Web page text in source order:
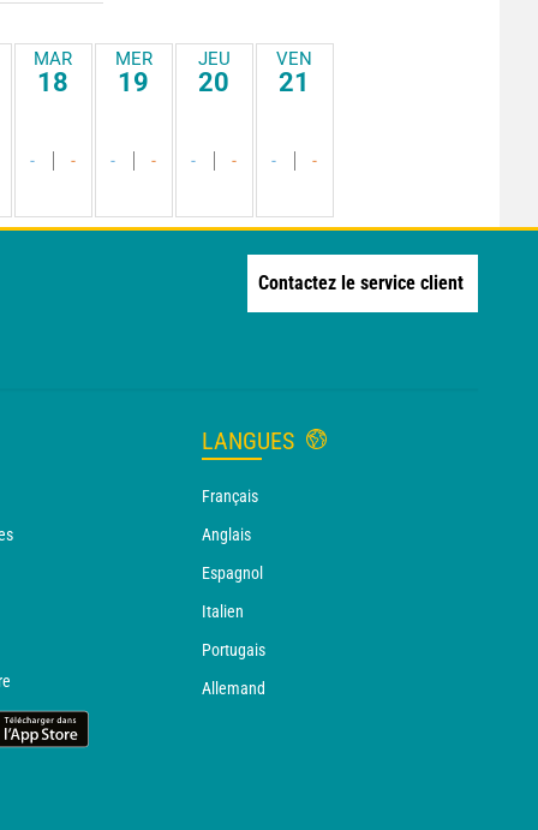
MAR
18
- -
MER
19
- -
JEU
20
- -
VEN
21
- -
Contactez le service client
LANGUES
Français
Anglais
Espagnol
Italien
Portugais
Allemand